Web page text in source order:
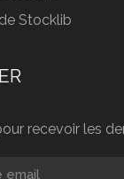
Stocklib
recevoir les